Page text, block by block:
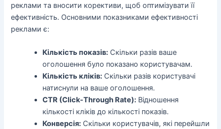
реклами та вносити корективи, щоб оптимізувати її
ефективність. Основними показниками ефективності
реклами є:
Кількість показів: Скільки разів ваше
оголошення було показано користувачам.
Кількість кліків: Скільки разів користувачі
натиснули на ваше оголошення.
CTR (Click-Through Rate): Відношення
кількості кліків до кількості показів.
Конверсія: Скільки користувачів, які перейшли